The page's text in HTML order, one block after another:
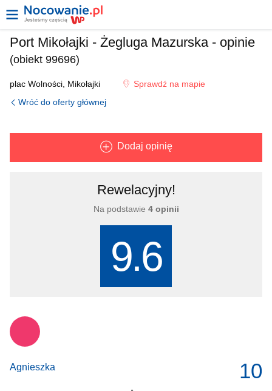
Port Mikołajki - Żegluga Mazurska - opinie
(obiekt 99696)
plac Wolności Mikołajki
Sprawdź na mapie
Wróć do oferty głównej
Dodaj opinię
Rewelacyjny!
Na podstawie 4 opinii
9.6
10
Agnieszka